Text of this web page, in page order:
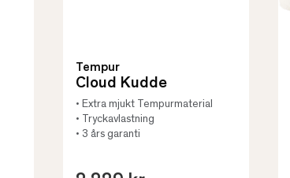
Tempur
Cloud Kudde
• Extra mjukt Tempurmaterial
• Tryckavlastning
• 3 års garanti